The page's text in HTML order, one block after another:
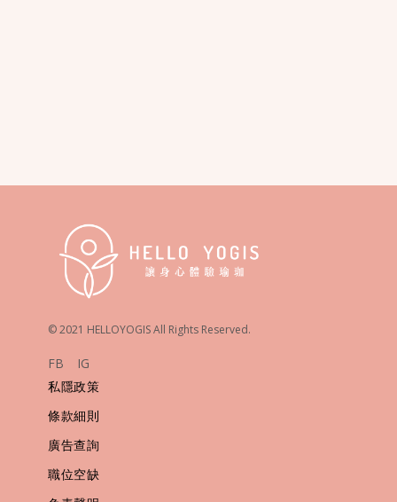
© 2021 HELLOYOGIS All Rights Reserved.
FB
IG
私隱政策
條款細則
廣告查詢
職位空缺